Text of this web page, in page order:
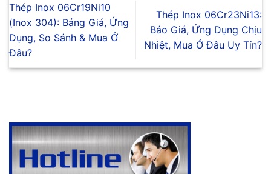
Thép Inox 06Cr19Ni10
(Inox 304): Bảng Giá, Ứng
Dụng, So Sánh & Mua Ở
Đâu?
Thép Inox 06Cr23Ni13:
Báo Giá, Ứng Dụng Chịu
Nhiệt, Mua Ở Đâu Uy Tín?